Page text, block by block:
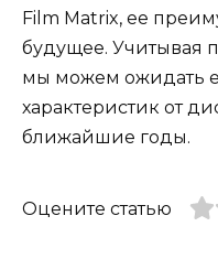
Film Matrix, ее
будущее. Учитывая
мы можем ожидать
характеристик от
ближайшие годы.
Оцените статью